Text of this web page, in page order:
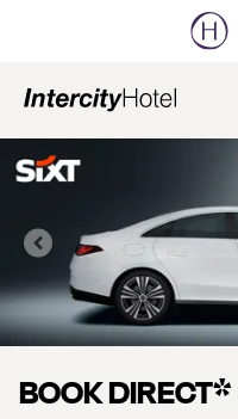
Dia 2 von 3
& WIN!
1 Zimmer ⋅ 1 Erwachsener